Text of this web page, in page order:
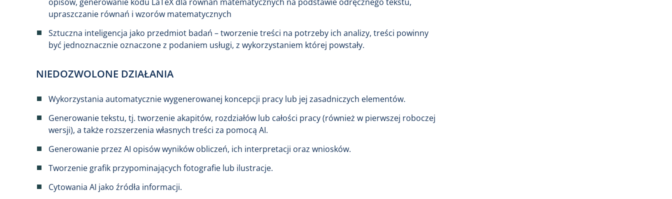
upraszczanie równań i wzorów matematycznych
Sztuczna inteligencja jako przedmiot badań – tworzenie treści na potrzeby ich analizy, treści powinny
być jednoznacznie oznaczone z podaniem usługi, z wykorzystaniem której powstały.
NIEDOZWOLONE DZIAŁANIA
Wykorzystania automatycznie wygenerowanej koncepcji pracy lub jej zasadniczych elementów.
Generowanie tekstu, tj. tworzenie akapitów, rozdziałów lub całości pracy (również w pierwszej roboczej
wersji), a także rozszerzenia własnych treści za pomocą AI.
Generowanie przez AI opisów wyników obliczeń, ich interpretacji oraz wniosków.
Tworzenie grafik przypominających fotografie lub ilustracje.
Cytowania AI jako źródła informacji.